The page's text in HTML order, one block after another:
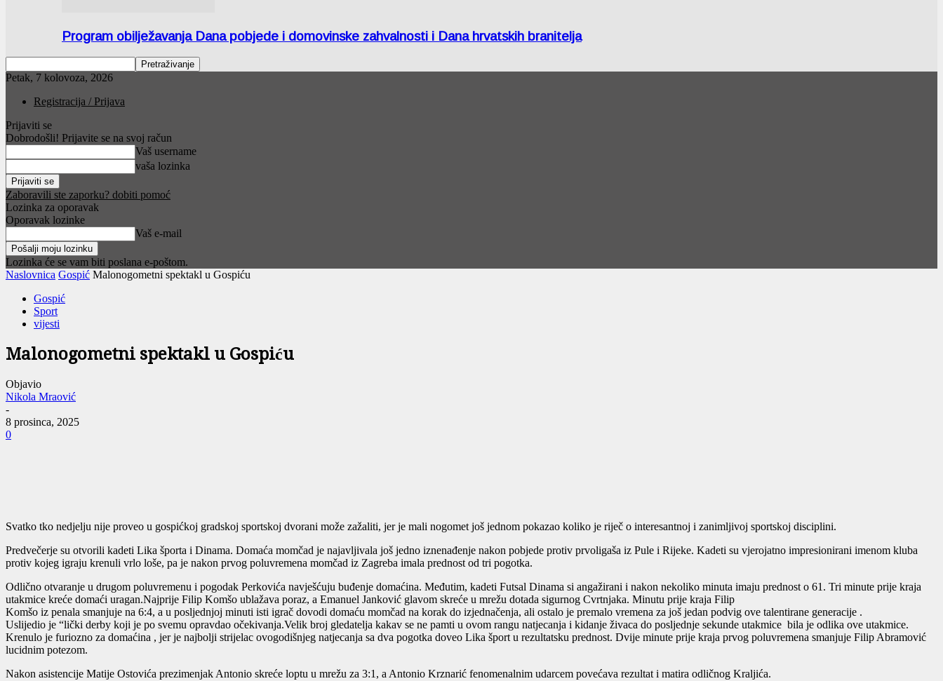
Program obilježavanja Dana pobjede i domovinske zahvalnosti i Dana hrvatskih branitelja
Petak, 7 kolovoza, 2026
Registracija / Prijava
Prijaviti se
Dobrodošli! Prijavite se na svoj račun
Vaš username
vaša lozinka
Zaboravili ste zaporku? dobiti pomoć
Lozinka za oporavak
Oporavak lozinke
Vaš e-mail
Lozinka će se vam biti poslana e-poštom.
Naslovnica Gospić Malonogometni spektakl u Gospiću
Gospić
Sport
vijesti
Malonogometni spektakl u Gospiću
Objavio
Nikola Mraović
-
8 prosinca, 2025
0
Svatko tko nedjelju nije proveo u gospićkoj gradskoj sportskoj dvorani može zažaliti, jer je mali nogomet još jednom pokazao koliko je riječ o interesantnoj i zanimljivoj sportskoj disciplini.
Predvečerje su otvorili kadeti Lika športa i Dinama. Domaća momčad je najavljivala još jedno iznenađenje nakon pobjede protiv prvoligaša iz Pule i Rijeke. Kadeti su vjerojatno impresionirani imenom kluba
protiv kojeg igraju krenuli vrlo loše, pa je nakon prvog poluvremena momčad iz Zagreba imala prednost od tri pogotka.
Odlično otvaranje u drugom poluvremenu i pogodak Perkovića navješćuju buđenje domaćina. Međutim, kadeti Futsal Dinama si angažirani i nakon nekoliko minuta imaju prednost o 61. Tri minute prije kraja
utakmice kreće domaći uragan.Najprije Filip Komšo ublažava poraz, a Emanuel Janković glavom skreće u mrežu dotada sigurnog Cvrtnjaka. Minutu prije kraja Filip
Komšo iz penala smanjuje na 6:4, a u posljednjoj minuti isti igrač dovodi domaću momčad na korak do izjednačenja, ali ostalo je premalo vremena za još jedan podvig ove talentirane generacije .
Uslijedio je “lički derby koji je po svemu opravdao očekivanja.Velik broj gledatelja kakav se ne pamti u ovom rangu natjecanja i kidanje živaca do posljednje sekunde utakmice bila je odlika ove utakmice.
Krenulo je furiozno za domaćina , jer je najbolji strijelac ovogodišnjeg natjecanja sa dva pogotka doveo Lika šport u rezultatsku prednost. Dvije minute prije kraja prvog poluvremena smanjuje Filip Abramović
lucidnim potezom.
Nakon asistencije Matije Ostovića prezimenjak Antonio skreće loptu u mrežu za 3:1, a Antonio Krznarić fenomenalnim udarcem povećava rezultat i matira odličnog Kraljića.